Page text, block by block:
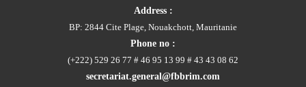
Address :
BP: 2844 Cite Plage, Nouakchott, Mauritanie
Phone no :
(+222) 529 26 77 # 46 95 13 99 # 43 43 08 62
secretariat.general@fbbrim.com